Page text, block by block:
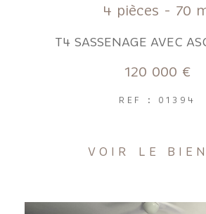
4 pièces - 70
T4 SASSENAGE AVEC
120 000 €
REF : 01394
VOIR LE BIEN